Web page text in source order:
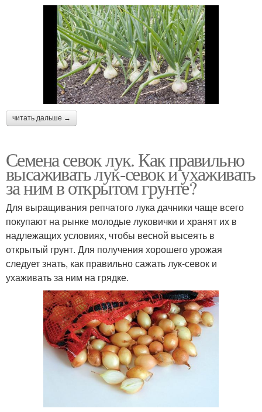
читать дальше →
Семена севок лук. Как правильно
высаживать лук-севок и ухаживать
за ним в открытом грунте?
Для выращивания репчатого лука дачники чаще всего
покупают на рынке молодые луковички и хранят их в
надлежащих условиях, чтобы весной высеять в
открытый грунт. Для получения хорошего урожая
следует знать, как правильно сажать лук-севок и
ухаживать за ним на грядке.